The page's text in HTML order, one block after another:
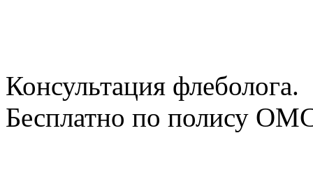
Консультация флеболога.
Бесплатно по полису